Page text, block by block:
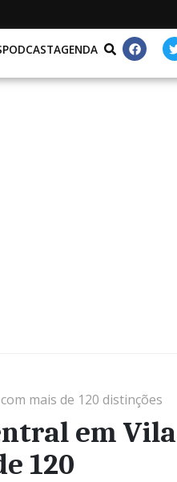
PODCASTAGENDA
mais de 120 distinções
em Vila
120